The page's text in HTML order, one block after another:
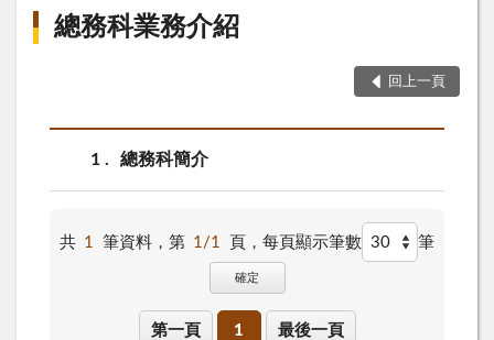
總務科業務介紹
回上一頁
1 總務科簡介
共 1 筆資料，第 1/1 頁， 每頁顯示筆數 筆
確定
第一頁 1 最後一頁